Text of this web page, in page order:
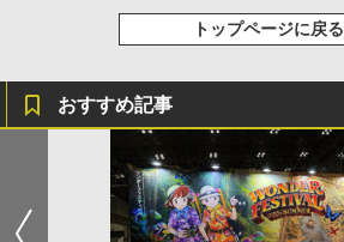
トップページに戻る
おすすめ記事